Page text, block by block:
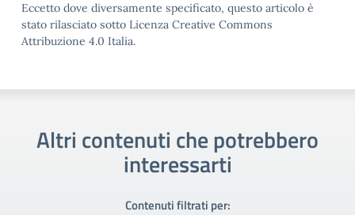
Eccetto dove diversamente specificato, questo articolo è
stato rilasciato sotto Licenza Creative Commons
Attribuzione 4.0 Italia.
Altri contenuti che potrebbero
interessarti
Contenuti filtrati per: